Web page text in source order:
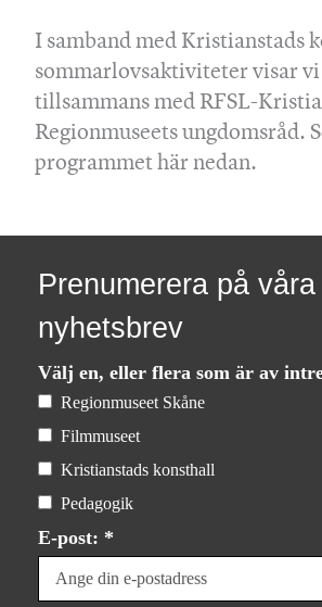
I samband med Kristianstads
sommarlovsaktiviteter visar
tillsammans med RFSL-
Regionmuseets ungdomsråd.
programmet här nedan.
Prenumerera på våra
nyhetsbrev
Välj en, eller flera som är av
Regionmuseet Skåne
Filmmuseet
Kristianstads konsthall
Pedagogik
E-post: *